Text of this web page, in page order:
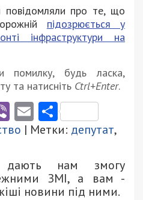
повідомляли про те, що
підозрюється у
інфраструктури на
помилку, будь ласка,
та натисніть Ctrl+Enter.
ViberEmail
| Метки: депутат,
дають нам змогу
ЗМІ, а вам -
новини під ними.